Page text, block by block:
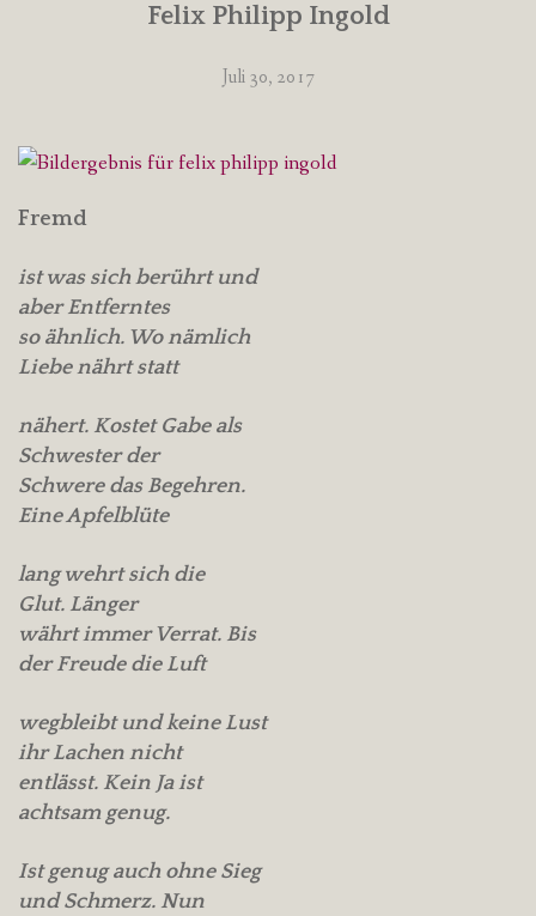
Felix Philipp Ingold
Juli 30, 2017
Fremd
ist was sich berührt und
aber Entferntes
so ähnlich. Wo nämlich
Liebe nährt statt
nähert. Kostet Gabe als
Schwester der
Schwere das Begehren.
Eine Apfelblüte
lang wehrt sich die
Glut. Länger
währt immer Verrat. Bis
der Freude die Luft
wegbleibt und keine Lust
ihr Lachen nicht
entlässt. Kein Ja ist
achtsam genug.
Ist genug auch ohne Sieg
und Schmerz. Nun